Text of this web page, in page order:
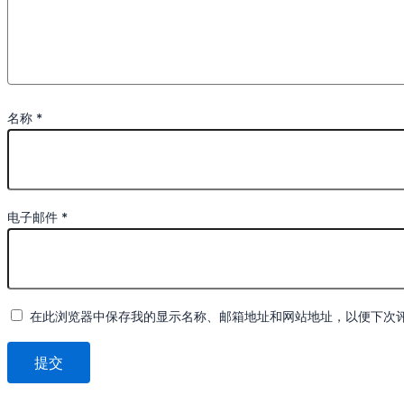
名称 *
电子邮件 *
在此浏览器中保存我的显示名称、邮箱地址和网站地址，以便下次